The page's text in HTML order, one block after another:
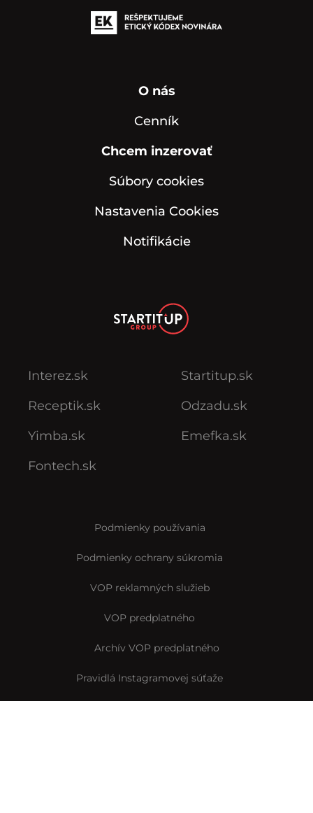
O nás
Cenník
Chcem inzerovať
Súbory cookies
Nastavenia Cookies
Notifikácie
Interez.sk
Receptik.sk
Yimba.sk
Fontech.sk
Startitup.sk
Odzadu.sk
Emefka.sk
Podmienky používania
Podmienky ochrany súkromia
VOP reklamných služieb
VOP predplatného
Archív VOP predplatného
Pravidlá Instagramovej súťaže